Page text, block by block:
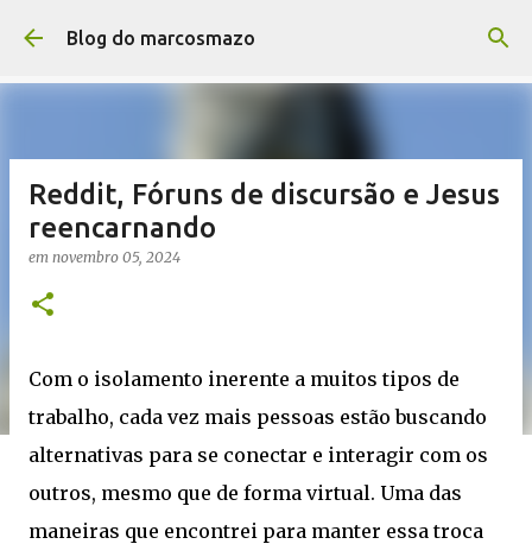
Pular para o conteúdo principal
Blog do marcosmazo
Reddit, Fóruns de discursão e Jesus
reencarnando
em novembro 05, 2024
Com o isolamento inerente a muitos tipos de
trabalho, cada vez mais pessoas estão buscando
alternativas para se conectar e interagir com os
outros, mesmo que de forma virtual. Uma das
maneiras que encontrei para manter essa troca